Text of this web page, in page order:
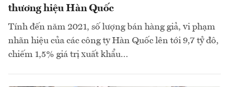
thương hiệu Hàn Quốc
Tính đến năm 2021, số lượng bán hàng giả, vi phạm
nhãn hiệu của các công ty Hàn Quốc lên tới 9,7 tỷ đô,
chiếm 1,5% giá trị xuất khẩu...